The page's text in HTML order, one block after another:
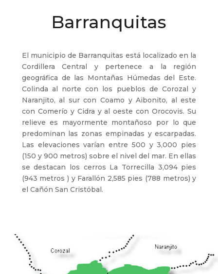
Barranquitas
El municipio de Barranquitas está localizado en la
Cordillera Central y pertenece a la región
geográfica de las Montañas Húmedas del Este.
Colinda al norte con los pueblos de Corozal y
Naranjito, al sur con Coamo y Aibonito, al este
con Comerío y Cidra y al oeste con Orocovis. Su
relieve es mayormente montañoso por lo que
predominan las zonas empinadas y escarpadas.
Las elevaciones varían entre 500 y 3,000 pies
(150 y 900 metros) sobre el nivel del mar. En ellas
se destacan los cerros La Torrecilla 3,094 pies
(943 metros ) y Farallón 2,585 pies (788 metros) y
el Cañón San Cristóbal.